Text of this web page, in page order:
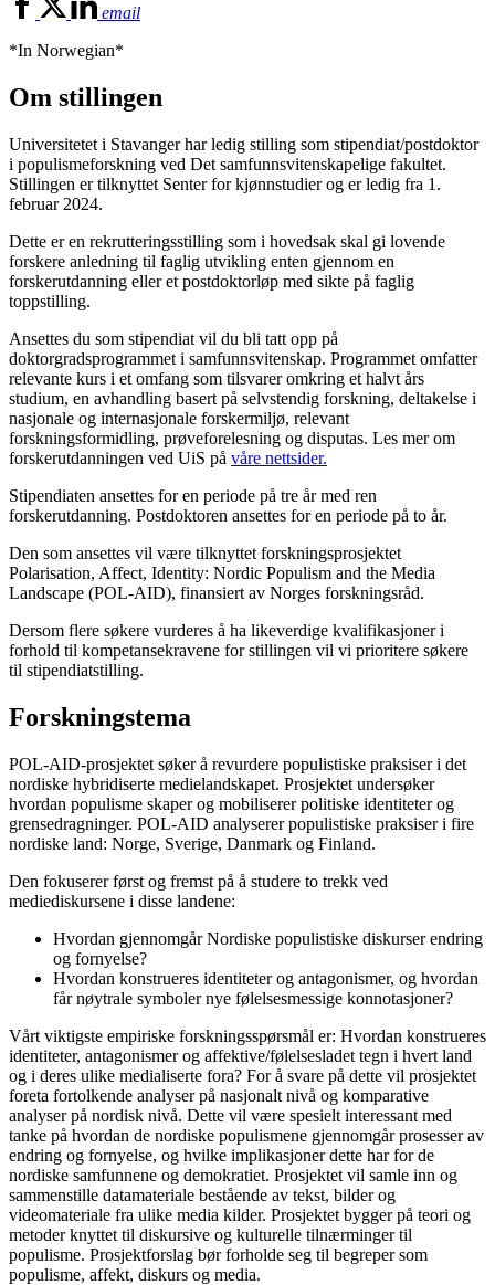
email
*In Norwegian*
Om stillingen
Universitetet i Stavanger har ledig stilling som stipendiat/postdoktor
i populismeforskning ved Det samfunnsvitenskapelige fakultet.
Stillingen er tilknyttet Senter for kjønnstudier og er ledig fra 1.
februar 2024.
Dette er en rekrutteringsstilling som i hovedsak skal gi lovende
forskere anledning til faglig utvikling enten gjennom en
forskerutdanning eller et postdoktorløp med sikte på faglig
toppstilling.
Ansettes du som stipendiat vil du bli tatt opp på
doktorgradsprogrammet i samfunnsvitenskap. Programmet omfatter
relevante kurs i et omfang som tilsvarer omkring et halvt års
studium, en avhandling basert på selvstendig forskning, deltakelse i
nasjonale og internasjonale forskermiljø, relevant
forskningsformidling, prøveforelesning og disputas. Les mer om
forskerutdanningen ved UiS på våre nettsider.
Stipendiaten ansettes for en periode på tre år med ren
forskerutdanning. Postdoktoren ansettes for en periode på to år.
Den som ansettes vil være tilknyttet forskningsprosjektet
Polarisation, Affect, Identity: Nordic Populism and the Media
Landscape (POL-AID), finansiert av Norges forskningsråd.
Dersom flere søkere vurderes å ha likeverdige kvalifikasjoner i
forhold til kompetansekravene for stillingen vil vi prioritere søkere
til stipendiatstilling.
Forskningstema
POL-AID-prosjektet søker å revurdere populistiske praksiser i det
nordiske hybridiserte medielandskapet. Prosjektet undersøker
hvordan populisme skaper og mobiliserer politiske identiteter og
grensedragninger. POL-AID analyserer populistiske praksiser i fire
nordiske land: Norge, Sverige, Danmark og Finland.
Den fokuserer først og fremst på å studere to trekk ved
mediediskursene i disse landene:
Hvordan gjennomgår Nordiske populistiske diskurser endring
og fornyelse?
Hvordan konstrueres identiteter og antagonismer, og hvordan
får nøytrale symboler nye følelsesmessige konnotasjoner?
Vårt viktigste empiriske forskningsspørsmål er: Hvordan konstrueres
identiteter, antagonismer og affektive/følelsesladet tegn i hvert land
og i deres ulike medialiserte fora? For å svare på dette vil prosjektet
foreta fortolkende analyser på nasjonalt nivå og komparative
analyser på nordisk nivå. Dette vil være spesielt interessant med
tanke på hvordan de nordiske populismene gjennomgår prosesser av
endring og fornyelse, og hvilke implikasjoner dette har for de
nordiske samfunnene og demokratiet. Prosjektet vil samle inn og
sammenstille datamateriale bestående av tekst, bilder og
videomateriale fra ulike media kilder. Prosjektet bygger på teori og
metoder knyttet til diskursive og kulturelle tilnærminger til
populisme. Prosjektforslag bør forholde seg til begreper som
populisme, affekt, diskurs og media.